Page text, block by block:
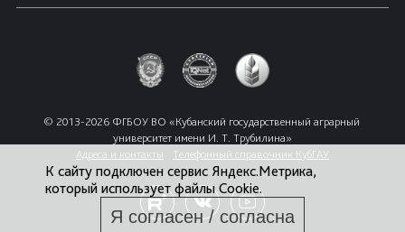
© 2013-2026 ФГБОУ ВО «Кубанский государственный аграрный
университет имени И. Т. Трубилина»
Адреса и контакты
Телефонный справочник КубГАУ
К сайту подключен сервис Яндекс.Метрика,
который использует файлы Cookie.
Я согласен / согласна